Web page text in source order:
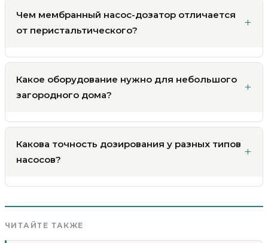
Чем мембранный насос-дозатор отличается
от перистальтического?
Какое оборудование нужно для небольшого
загородного дома?
Какова точность дозирования у разных типов
насосов?
ЧИТАЙТЕ ТАКЖЕ